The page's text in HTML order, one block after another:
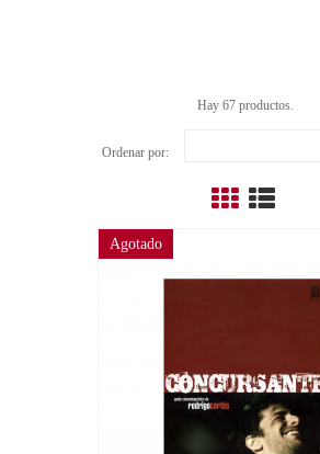
Hay 67 productos.
Ordenar por:
Agotado